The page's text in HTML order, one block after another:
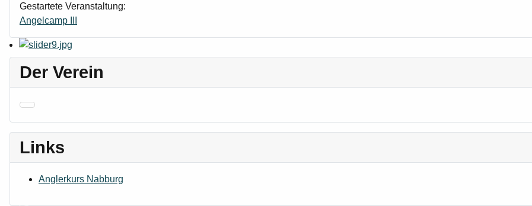
Der Verein
Links
Anglerkurs Nabburg
Gestartete Veranstaltung:
Angelcamp III